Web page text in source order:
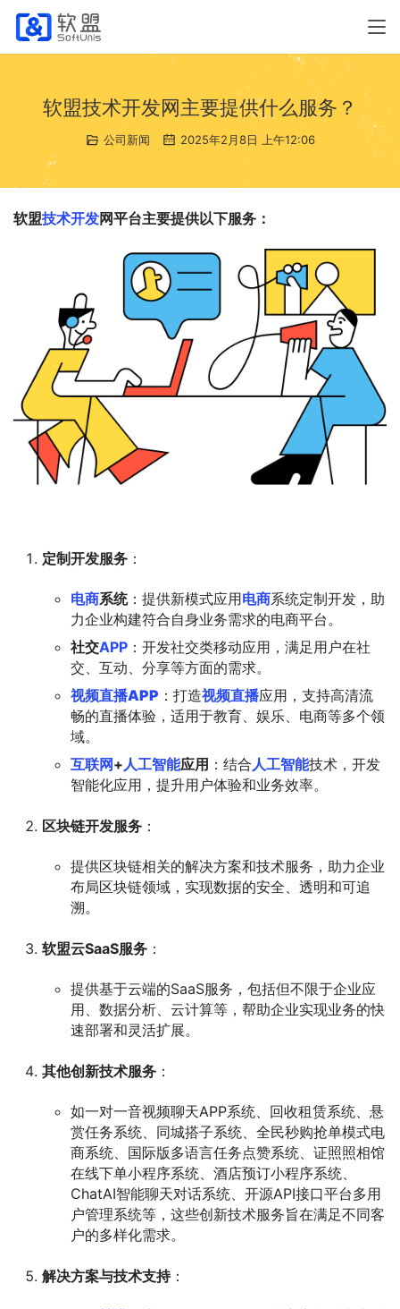
软盟技术开发网主要提供什么服务？
公司新闻 2025年2月8日 上午12:06
软盟技术开发网平台主要提供以下服务：
定制开发服务 ：
电商系统：提供新模式应用电商系统定制开发，助
力企业构建符合自身业务需求的电商平台。
社交APP ：开发社交类移动应用，满足用户在社
交、互动、分享等方面的需求。
视频直播APP ：打造视频直播应用，支持高清流
畅的直播体验，适用于教育、娱乐、电商等多个领
域。
互联网+ 人工智能应用 ：结合 人工智能技术，开发
智能化应用，提升用户体验和业务效率。
区块链开发服务 ：
提供区块链相关的解决方案和技术服务，助力企业
布局区块链领域，实现数据的安全、透明和可追
溯。
软盟云SaaS服务 ：
提供基于云端的SaaS服务，包括但不限于企业应
用、数据分析、云计算等，帮助企业实现业务的快
速部署和灵活扩展。
其他创新技术服务 ：
如一对一音视频聊天APP系统、回收租赁系统、悬
赏任务系统、同城搭子系统、全民秒购抢单模式电
商系统、国际版多语言任务点赞系统、证照照相馆
在线下单小程序系统、酒店预订小程序系统、
ChatAI智能聊天对话系统、开源API接口平台多用
户管理系统等，这些创新技术服务旨在满足不同客
户的多样化需求。
解决方案与技术支持：